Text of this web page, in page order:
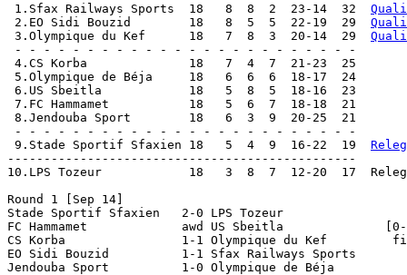
1.Sfax Railways Sports  18   8  8  2  23-14  32
2.EO Sidi Bouzid        18   8  5  5  22-19  29
3.Olympique du Kef      18   7  8  3  20-14  29
- - - - - - - - - - - - - - - - - - - - - - - -
4.CS Korba              18   7  4  7  21-23  25
5.Olympique de Béja     18   6  6  6  18-17  24
6.US Sbeitla            18   5  8  5  18-16  23
7.FC Hammamet           18   5  6  7  18-18  21
8.Jendouba Sport        18   6  3  9  20-25  21
- - - - - - - - - - - - - - - - - - - - - - - -
9.Stade Sportif Sfaxien 18   5  4  9  16-22  19
------------------------------------------------
10.LPS Tozeur            18   3  8  7  12-20  17
Round 1 [Sep 14]
Stade Sportif Sfaxien	2-0 LPS Tozeur
FC Hammamet             awd US Sbeitla              [0-2
CS Korba                1-1 Olympique du Kef
EO Sidi Bouzid		1-1 Sfax Railways Sports
Jendouba Sport		1-0 Olympique de Béja